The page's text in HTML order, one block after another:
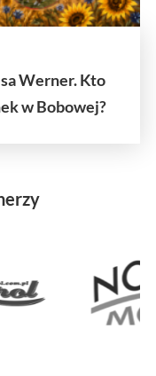
Werner. Kto
w Bobowej?